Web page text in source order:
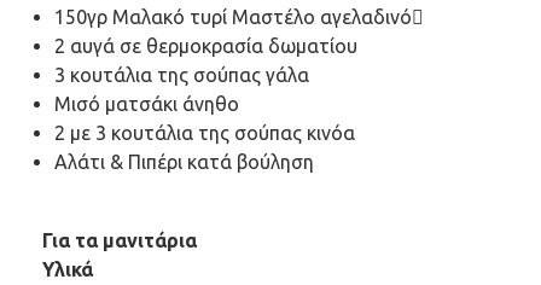
150γρ Μαλακό τυρί Μαστέλο αγελαδινό
2 αυγά σε θερμοκρασία δωματίου
3 κουτάλια της σούπας γάλα
Μισό ματσάκι άνηθο
2 με 3 κουτάλια της σούπας κινόα
Αλάτι & Πιπέρι κατά βούληση
Για τα μανιτάρια
Υλικά